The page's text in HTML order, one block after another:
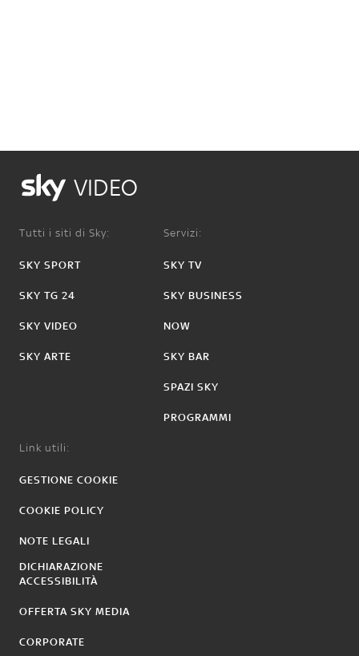
VIDEO
Tutti i siti di Sky:
SKY SPORT
SKY TG 24
SKY VIDEO
SKY ARTE
Servizi:
SKY TV
SKY BUSINESS
NOW
SKY BAR
SPAZI SKY
PROGRAMMI
Link utili:
GESTIONE COOKIE
COOKIE POLICY
NOTE LEGALI
DICHIARAZIONE
ACCESSIBILITÀ
OFFERTA SKY MEDIA
CORPORATE